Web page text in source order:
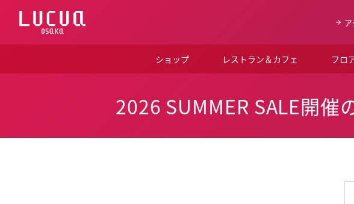
ス
ショップ レストラン＆カフェ フロ
2026 SUMMER SALE開催